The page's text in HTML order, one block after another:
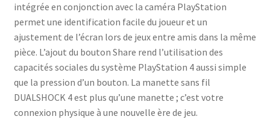
intégrée en conjonction avec la caméra PlayStation
permet une identification facile du joueur et un
ajustement de l’écran lors de jeux entre amis dans la même
pièce. L’ajout du bouton Share rend l’utilisation des
capacités sociales du système PlayStation 4 aussi simple
que la pression d’un bouton. La manette sans fil
DUALSHOCK 4 est plus qu’une manette ; c’est votre
connexion physique à une nouvelle ère de jeu.